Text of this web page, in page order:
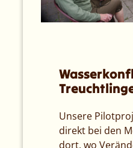
Unsere
direkt bei den
dort, wo